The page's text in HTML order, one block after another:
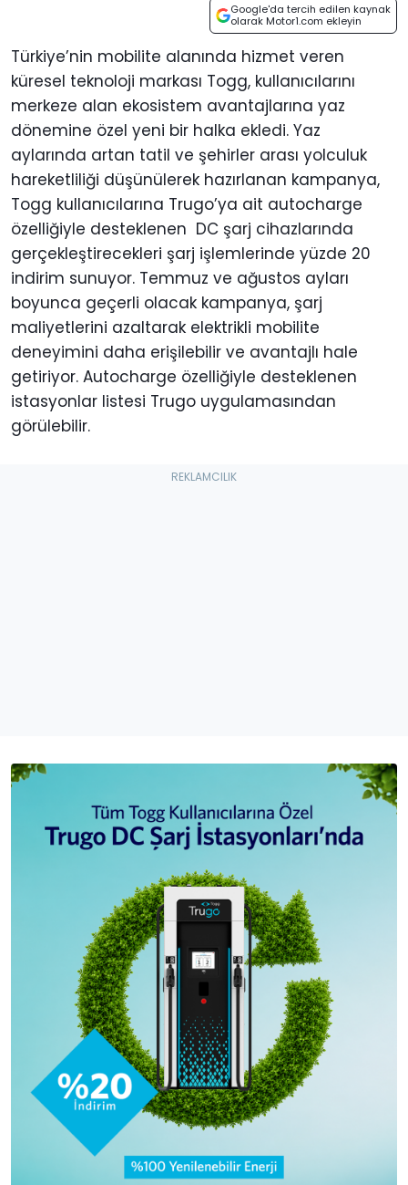
Google'da tercih edilen kaynak
olarak Motor1.com ekleyin
Türkiye’nin mobilite alanında hizmet veren
küresel teknoloji markası Togg, kullanıcılarını
merkeze alan ekosistem avantajlarına yaz
dönemine özel yeni bir halka ekledi. Yaz
aylarında artan tatil ve şehirler arası yolculuk
hareketliliği düşünülerek hazırlanan kampanya,
Togg kullanıcılarına Trugo’ya ait autocharge
özelliğiyle desteklenen DC şarj cihazlarında
gerçekleştirecekleri şarj işlemlerinde yüzde 20
indirim sunuyor. Temmuz ve ağustos ayları
boyunca geçerli olacak kampanya, şarj
maliyetlerini azaltarak elektrikli mobilite
deneyimini daha erişilebilir ve avantajlı hale
getiriyor. Autocharge özelliğiyle desteklenen
istasyonlar listesi Trugo uygulamasından
görülebilir.